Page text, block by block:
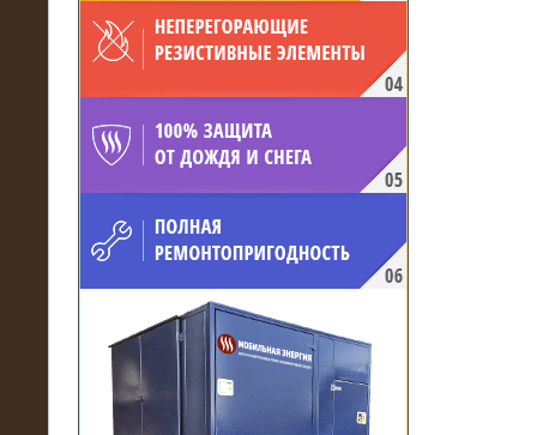
15.04.2017
Нагрузочный комплекс 16 МВт с